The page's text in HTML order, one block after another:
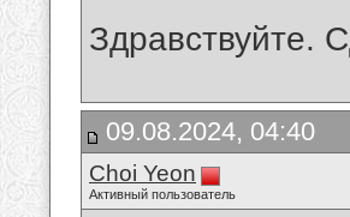
Здравствуйте.
09.08.2024, 04:40
Choi Yeon
Активный пользователь